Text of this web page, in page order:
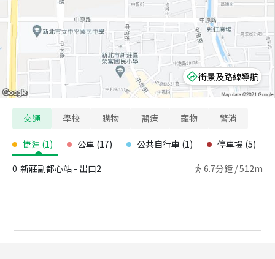
街景及路線導航
交通 學校 購物 醫療 寵物 警消
捷運 (1) 公車 (17) 公共自行車 (1) 停車場 (5)
0 新莊副都心站 - 出口2 6.7分鐘 /512m